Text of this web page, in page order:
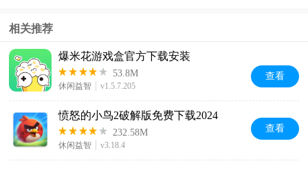
相关推荐
爆米花游戏盒官方下载安装
53.8M
休闲益智 v1.5.7.205
查看
愤怒的小鸟2破解版免费下载2024
232.58M
休闲益智 v3.18.4
查看